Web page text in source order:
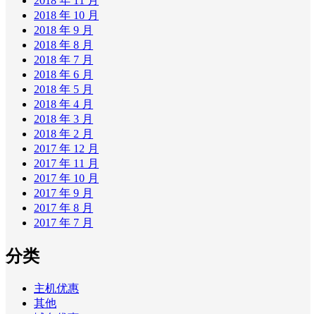
2018 年 10 月
2018 年 9 月
2018 年 8 月
2018 年 7 月
2018 年 6 月
2018 年 5 月
2018 年 4 月
2018 年 3 月
2018 年 2 月
2017 年 12 月
2017 年 11 月
2017 年 10 月
2017 年 9 月
2017 年 8 月
2017 年 7 月
分类
主机优惠
其他